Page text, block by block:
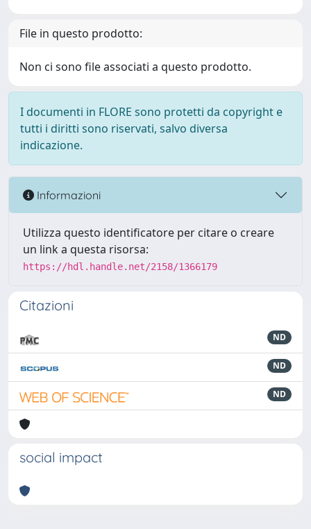
File in questo prodotto:
Non ci sono file associati a questo prodotto.
I documenti in FLORE sono protetti da copyright e
tutti i diritti sono riservati, salvo diversa
indicazione.
Informazioni
Utilizza questo identificatore per citare o creare
un link a questa risorsa:
https://hdl.handle.net/2158/1366179
Citazioni
ND
ND
ND
social impact